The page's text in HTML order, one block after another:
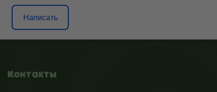
Написать
Контакты